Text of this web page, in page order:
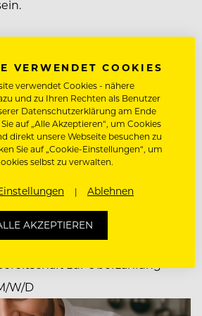
funktioniert nur mit einem
legen wir großen Wert auf
gegenseitige
eine Arbeitsatmosphäre, in der
Umgang auf Augenhöhe ?
1, 6213
- oder Jahresstelle
Kollektivvertrag mit der
W/D
VERWENDET COOKIES
verwendet Cookies - nähere
und zu Ihren Rechten als Benutzer
Datenschutzerklärung am Ende
auf „Alle Akzeptieren“, um Cookies
direkt unsere Webseite besuchen zu
Sie auf „Cookie-Einstellungen“, um
selbst zu verwalten.
Ablehnen
AKZEPTIEREN